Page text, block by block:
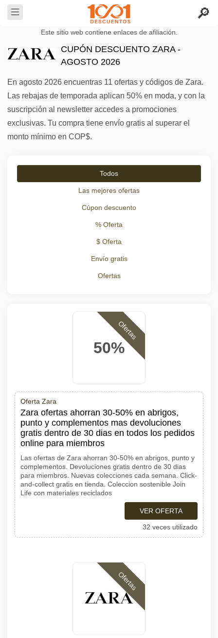
Este sitio web contiene enlaces de afiliación.
CUPÓN DESCUENTO ZARA -
AGOSTO 2026
En agosto 2026 encuentras 11 ofertas y códigos de Zara.
Las rebajas de temporada aplican 50% en moda, y con la
suscripción al newsletter accedes a promociones
exclusivas. Tu compra tiene envío gratis al superar el
monto mínimo en COP$.
Todos
Las mejores ofertas
Cúpon descuento
% Oferta
$ Oferta
Envío gratis
Ofertas
50%
Ofertas
Oferta Zara
Zara ofertas ahorran 30-50% en abrigos,
punto y complementos mas devoluciones
gratis dentro de 30 dias en todos los pedidos
online para miembros
Las ofertas de Zara ahorran 30-50% en abrigos, punto y
complementos. Devoluciones gratis dentro de 30 dias
para miembros. Nuevas colecciones cada semana. Click-
and-collect gratis en tienda. Coleccion sostenible Join
Life con materiales reciclados
VER OFERTA
32 veces utilizado
Ofertas